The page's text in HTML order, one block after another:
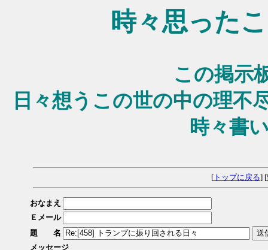
時々思った
この掲示
日々想うこの世の中の理不
時々書
[トップに戻る] [
おなまえ
Ｅメール
題 名
メッセージ